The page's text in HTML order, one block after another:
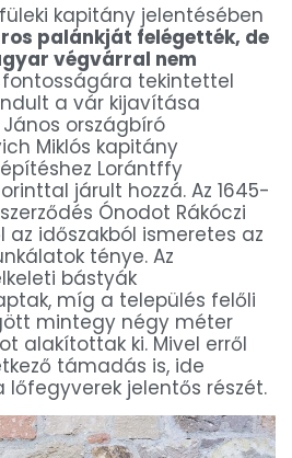
kapitány jelentésében
palánkját felégették, de
végvárral nem
fontosságára tekintettel
a vár kijavítása
országbíró
Miklós kapitány
Lorántffy
járult hozzá. Az 1645-
Ónodot Rákóczi
az időszakból ismeretes az
ténye. Az
bástyák
míg a település felőli
mintegy négy méter
alakítottak ki. Mivel erről
támadás is, ide
jelentős részét.